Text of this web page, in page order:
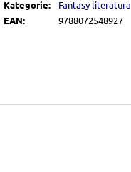
Kategorie:
Fantasy literatura
EAN: 9788072548927